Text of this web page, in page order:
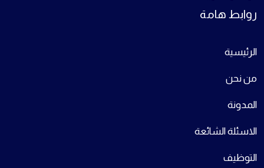
روابط هامة
الرئيسية
من نحن
المدونة
الاسئلة الشائعة
التوظيف